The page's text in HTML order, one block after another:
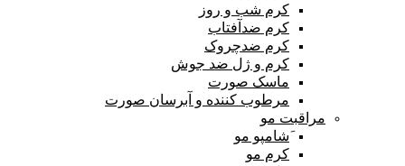
کرم شب و روز
کرم ضدآفتاب
کرم ضدچروک
کرم و ژل ضد جوش
ماسک صورت
مرطوب کننده و آبرسان صورت
مراقبت مو
َشامپو مو
کرم مو